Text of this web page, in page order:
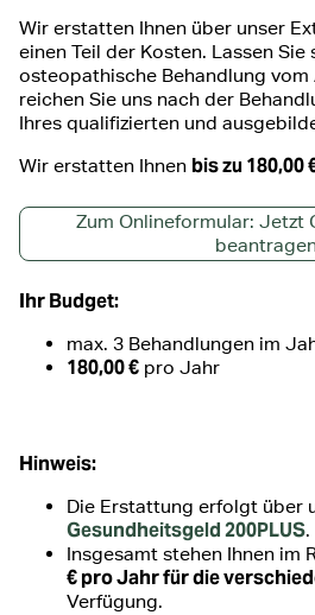
Wir erstatten Ihnen über unser
einen Teil der Kosten. Lassen Sie
osteopathische Behandlung vom
reichen Sie uns nach der
Ihres qualifizierten und
Wir erstatten Ihnen bis zu 180,00
Zum Onlineformular: Jetzt
beantragen
Ihr Budget:
max. 3 Behandlungen im
180,00 € pro Jahr
Hinweis:
Die Erstattung erfolgt über
Gesundheitsgeld 200PLUS.
Insgesamt stehen Ihnen im
€ pro Jahr für die
Verfügung.